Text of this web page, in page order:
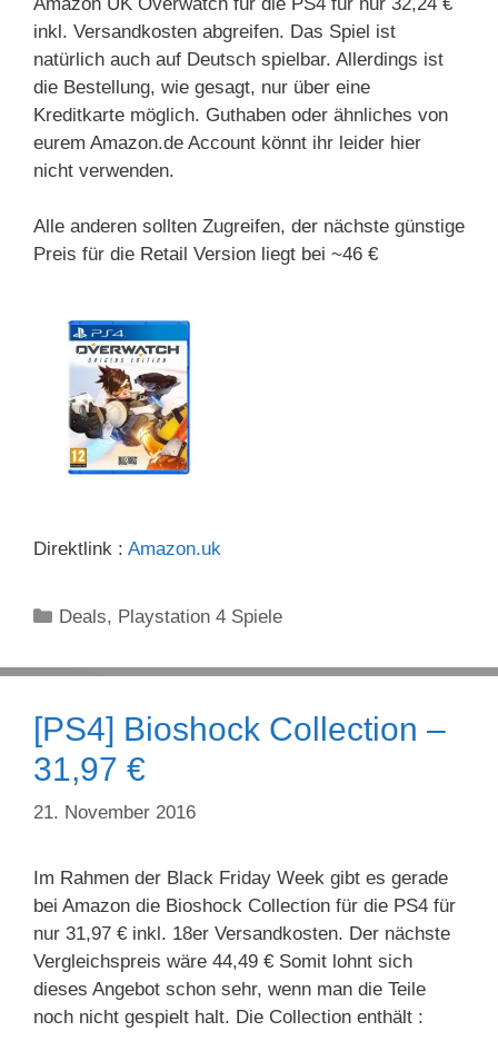
inkl. Versandkosten abgreifen. Das Spiel ist
natürlich auch auf Deutsch spielbar. Allerdings ist
die Bestellung, wie gesagt, nur über eine
Kreditkarte möglich. Guthaben oder ähnliches von
eurem Amazon.de Account könnt ihr leider hier
nicht verwenden.
Alle anderen sollten Zugreifen, der nächste günstige
Preis für die Retail Version liegt bei ~46 €
Direktlink : Amazon.uk
Kategorien
Deals, Playstation 4 Spiele
[PS4] Bioshock Collection –
31,97 €
21. November 2016
Im Rahmen der Black Friday Week gibt es gerade
bei Amazon die Bioshock Collection für die PS4 für
nur 31,97 € inkl. 18er Versandkosten. Der nächste
Vergleichspreis wäre 44,49 € Somit lohnt sich
dieses Angebot schon sehr, wenn man die Teile
noch nicht gespielt halt. Die Collection enthält :